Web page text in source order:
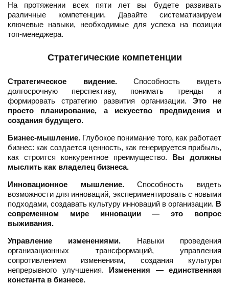
На протяжении всех пяти лет вы будете развивать
различные компетенции. Давайте систематизируем
ключевые навыки, необходимые для успеха на позиции
топ-менеджера.
Стратегические компетенции
Стратегическое видение.Способность видеть
долгосрочную перспективу, понимать тренды и
формировать стратегию развития организации. Это не
просто планирование, а искусство предвидения и
создания будущего.
Бизнес-мышление. Глубокое понимание того, как работает
бизнес: как создается ценность, как генерируется прибыль,
как строится конкурентное преимущество. Вы должны
мыслить как владелец бизнеса.
Инновационное мышление.Способность видеть
возможности для инноваций, экспериментировать с новыми
подходами, создавать культуру инноваций в организации. В
современном мире инновации — это вопрос
выживания.
Управление изменениями. Навыки проведения
организационных трансформаций, управления
сопротивлением изменениям, создания культуры
непрерывного улучшения. Изменения — единственная
константа в бизнесе.